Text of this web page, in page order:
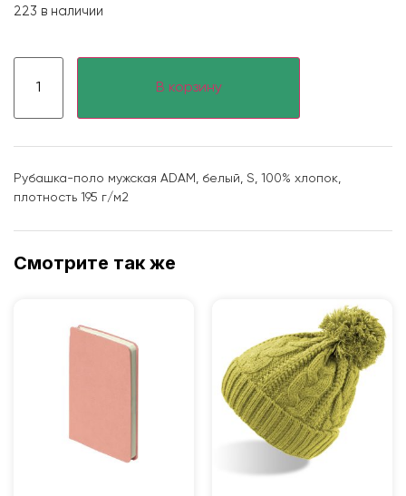
223 в наличии
В корзину
Рубашка-поло мужская ADAM, белый, S, 100% хлопок,
плотность 195 г/м2
Смотрите так же